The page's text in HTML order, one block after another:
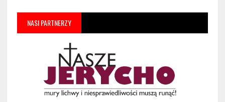
NASI PARTNERZY